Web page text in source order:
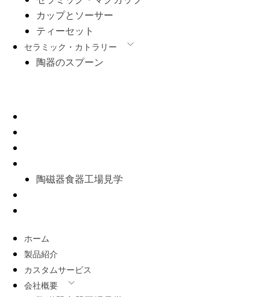
カップとソーサー
ティーセット
セラミック・カトラリー
陶器のスプーン
陶磁器食器工場見学
ホーム
製品紹介
カスタムサービス
会社概要